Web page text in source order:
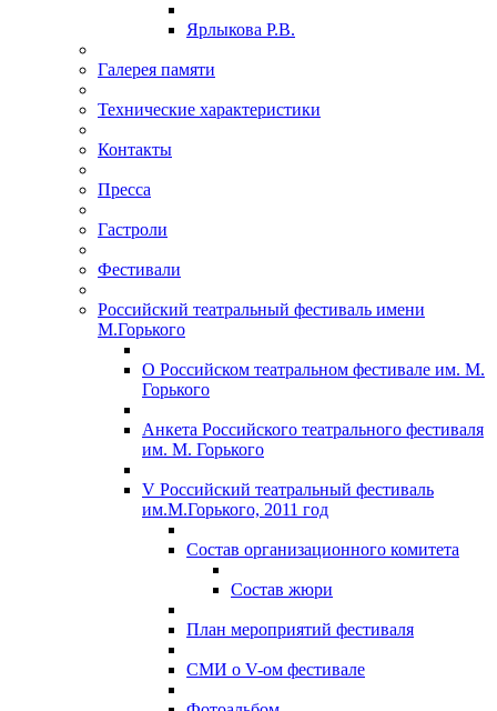
Ярлыкова Р.В.
Галерея памяти
Технические характеристики
Контакты
Пресса
Гастроли
Фестивали
Российский театральный фестиваль имени
М.Горького
О Российском театральном фестивале им. М.
Горького
Анкета Российского театрального фестиваля
им. М. Горького
V Российский театральный фестиваль
им.М.Горького, 2011 год
Состав организационного комитета
Состав жюри
План мероприятий фестиваля
СМИ о V-ом фестивале